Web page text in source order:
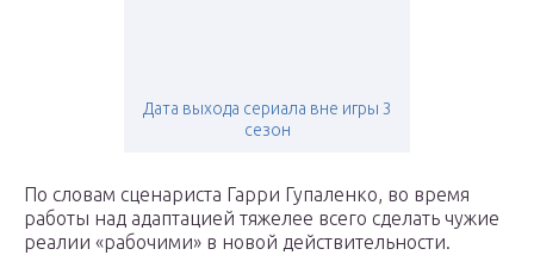
Дата выхода сериала вне игры 3
сезон
По словам сценариста Гарри Гупаленко, во время
работы над адаптацией тяжелее всего сделать чужие
реалии «рабочими» в новой действительности.